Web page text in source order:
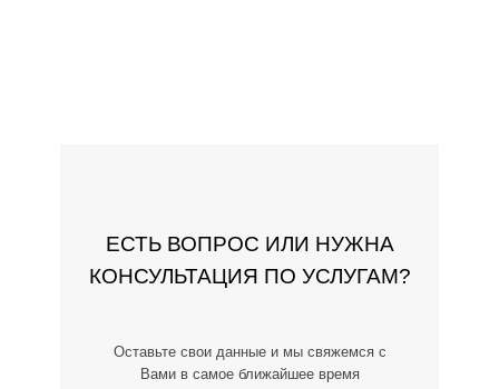
ЕСТЬ ВОПРОС ИЛИ НУЖНА
КОНСУЛЬТАЦИЯ ПО УСЛУГАМ?
Оставьте свои данные и мы свяжемся с
Вами в самое ближайшее время